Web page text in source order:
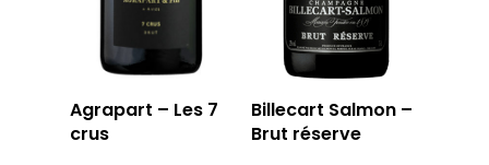
Agrapart – Les 7
crus
Billecart Salmon –
Brut réserve